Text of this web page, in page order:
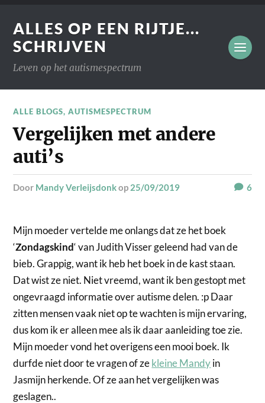
ALLES OP EEN RIJTJE...
SCHRIJVEN
Leven op het autismespectrum
ALLE BLOGS,AUTISMESPECTRUM
Vergelijken met andere
auti’s
door Mandy Verleijsdonkop 25/09/2019 6
Mijn moeder vertelde me onlangs dat ze het boek
‘Zondagskind‘ van Judith Visser geleend had van de
bieb. Grappig, want ik heb het boek in de kast staan.
Dat wist ze niet. Niet vreemd, want ik ben gestopt met
ongevraagd informatie over autisme delen. :p Daar
zitten mensen vaak niet op te wachten is mijn ervaring,
dus kom ik er alleen mee als ik daar aanleiding toe zie.
Mijn moeder vond het overigens een mooi boek. Ik
durfde niet door te vragen of zekleine Mandyin
Jasmijn herkende. Of ze aan het vergelijken was
geslagen..